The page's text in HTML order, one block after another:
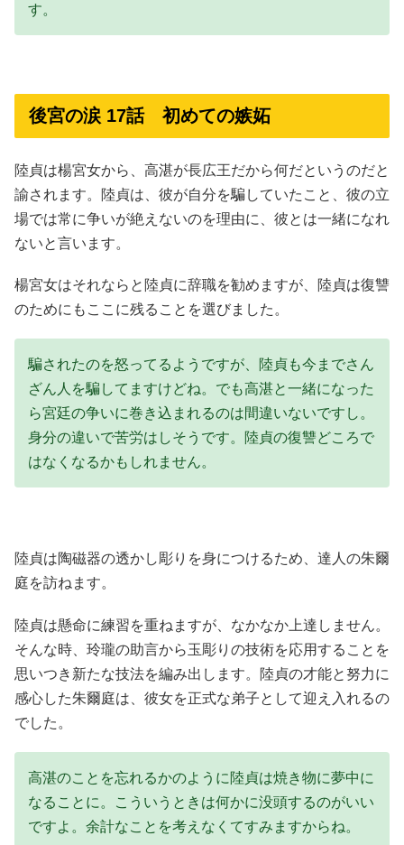
す。
後宮の涙 17話 初めての嫉妬
陸貞は楊宮女から、高湛が長広王だから何だというのだと
諭されます。陸貞は、彼が自分を騙していたこと、彼の立
場では常に争いが絶えないのを理由に、彼とは一緒になれ
ないと言います。
楊宮女はそれならと陸貞に辞職を勧めますが、陸貞は復讐
のためにもここに残ることを選びました。
騙されたのを怒ってるようですが、陸貞も今までさん
ざん人を騙してますけどね。でも高湛と一緒になった
ら宮廷の争いに巻き込まれるのは間違いないですし。
身分の違いで苦労はしそうです。陸貞の復讐どころで
はなくなるかもしれません。
陸貞は陶磁器の透かし彫りを身につけるため、達人の朱爾
庭を訪ねます。
陸貞は懸命に練習を重ねますが、なかなか上達しません。
そんな時、玲瓏の助言から玉彫りの技術を応用することを
思いつき新たな技法を編み出します。陸貞の才能と努力に
感心した朱爾庭は、彼女を正式な弟子として迎え入れるの
でした。
高湛のことを忘れるかのように陸貞は焼き物に夢中に
なることに。こういうときは何かに没頭するのがいい
ですよ。余計なことを考えなくてすみますからね。